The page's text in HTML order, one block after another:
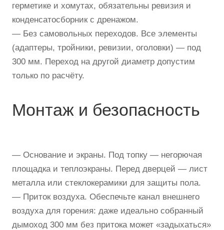
герметике и хомутах, обязательны ревизия и
конденсатосборник с дренажом.
— Без самовольных переходов. Все элементы
(адаптеры, тройники, ревизии, оголовки) — под
300 мм. Переход на другой диаметр допустим
только по расчёту.
Монтаж и безопасность
— Основание и экраны. Под топку — негорючая
площадка и теплоэкраны. Перед дверцей — лист
металла или стеклокерамики для защиты пола.
— Приток воздуха. Обеспечьте канал внешнего
воздуха для горения: даже идеально собранный
дымоход 300 мм без притока может «задыхаться»